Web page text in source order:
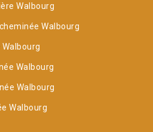
Walbourg
Walbourg
Walbourg
Walbourg
Walbourg